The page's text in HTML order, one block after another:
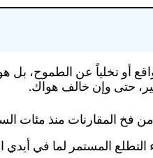
أو تخلياً عن الطموح،
حتى وإن خالف هواك.
من فخ المقارنات منذ مئات
التطلع المستمر لما في